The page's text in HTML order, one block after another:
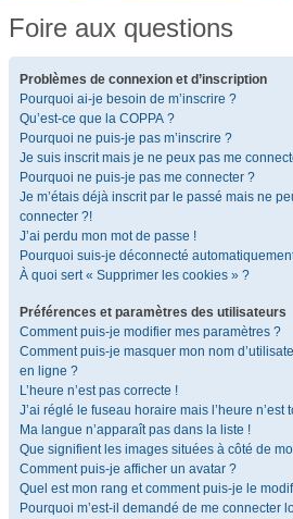
Foire aux questions
Problèmes de connexion et d’inscription
Pourquoi ai-je besoin de m’inscrire ?
Qu’est-ce que la COPPA ?
Pourquoi ne puis-je pas m’inscrire ?
Je suis inscrit mais je ne peux pas me
Pourquoi ne puis-je pas me connecter ?
Je m’étais déjà inscrit par le passé mais ne
connecter ?!
J’ai perdu mon mot de passe !
Pourquoi suis-je déconnecté
À quoi sert « Supprimer les cookies » ?
Préférences et paramètres des utilisateurs
Comment puis-je modifier mes paramètres ?
Comment puis-je masquer mon nom
en ligne ?
L’heure n’est pas correcte !
J’ai réglé le fuseau horaire mais l’heure n’est
Ma langue n’apparaît pas dans la liste !
Que signifient les images situées à côté de
Comment puis-je afficher un avatar ?
Quel est mon rang et comment puis-je le
Pourquoi m’est-il demandé de me connecter